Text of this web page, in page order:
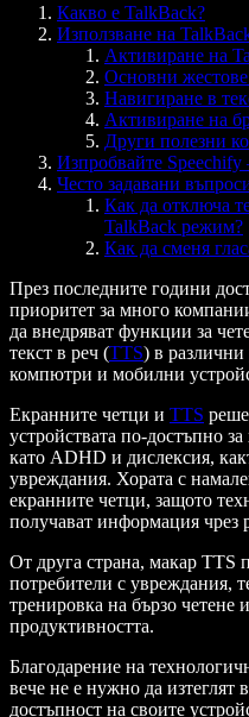
Какво е TalkBack?
Използване на
Активиране на
Основни
Навигиране в
Активиране на
Други полезни
Изпробвайте Speechify
Често задавани
Как да отключа
TalkBack режим?
Как да сменя
През последните години
приоритет за много
да внедряват функции за
текст в реч (TTS) в
компютри и мобилни
Екранните четци и TTS
устройствата по-достъпно
като ADHD и дислексия,
увреждания. Хората с
екранните четци, защото
получават информация чрез
От друга страна, макар TTS
потребители с увреждания,
тренировка на бързо четене
продуктивността.
Благодарение на
вече не е нужно да изтеглят
достъпност на своите